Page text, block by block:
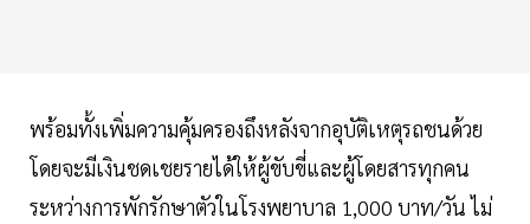
พร้อมทั้งเพิ่มความคุ้มครองถึงหลังจากอุบัติเหตุรถชนด้วย
โดยจะมีเงินชดเชยรายได้ให้ผู้ขับขี่และผู้โดยสารทุกคน
ระหว่างการพักรักษาตัวในโรงพยาบาล 1,000 บาท/วัน ไม่